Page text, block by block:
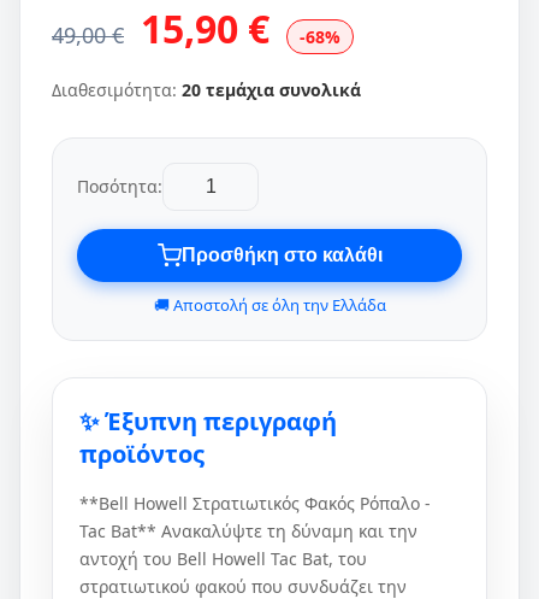
49,00 € 15,90 € -68%
Διαθεσιμότητα: 20 τεμάχια συνολικά
Ποσότητα:
Προσθήκη στο καλάθι
🚚 Αποστολή σε όλη την Ελλάδα
✨ Έξυπνη περιγραφή
προϊόντος
**Bell Howell Στρατιωτικός Φακός Ρόπαλο -
Tac Bat** Ανακαλύψτε τη δύναμη και την
αντοχή του Bell Howell Tac Bat, του
στρατιωτικού φακού που συνδυάζει την